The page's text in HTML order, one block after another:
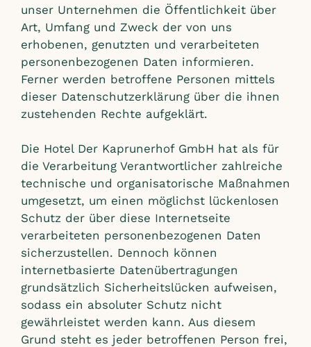
unser Unternehmen die Öffentlichkeit über
Art, Umfang und Zweck der von uns
erhobenen, genutzten und verarbeiteten
personenbezogenen Daten informieren.
Ferner werden betroffene Personen mittels
dieser Datenschutzerklärung über die ihnen
zustehenden Rechte aufgeklärt.
Die Hotel Der Kaprunerhof GmbH hat als für
die Verarbeitung Verantwortlicher zahlreiche
technische und organisatorische Maßnahmen
umgesetzt, um einen möglichst lückenlosen
Schutz der über diese Internetseite
verarbeiteten personenbezogenen Daten
sicherzustellen. Dennoch können
internetbasierte Datenübertragungen
grundsätzlich Sicherheitslücken aufweisen,
sodass ein absoluter Schutz nicht
gewährleistet werden kann. Aus diesem
Grund steht es jeder betroffenen Person frei,